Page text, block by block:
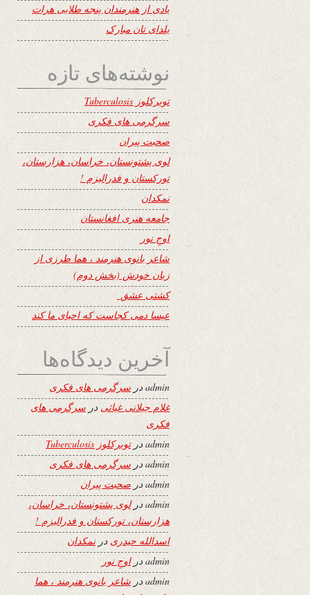
یادی از هنرمندان پنجه طلایی هرات
یلدای تان مبارک
نوشته‌های تازه
توبرکلوز Tuberculosis
سرگرمی های فکری
صحبت پیران
لوی پشتونستان، خراسان، هزارستان،
تورکستان و فدرالیزم !
نمکدان
جامعه هنری افغانستان
اوجِ نور
شاعر بانوی هنرمند ، هما طرزی از
زبان خودش (بخش دوم)
کشتی عشق
عیسا دمی کجاست که احیای ما کند
آخرین دیدگاه‌ها
adminدر سرگرمی های فکری
غلام جیلانی غیاثی در سرگرمی های
فکری
adminدرتوبرکلوز Tuberculosis
adminدر سرگرمی های فکری
adminدر صحبت پیران
adminدرلوی پشتونستان، خراسان،
هزارستان، تورکستان و فدرالیزم !
اسدالله حیدری درنمکدان
adminدراوجِ نور
adminدر شاعر بانوی هنرمند ، هما